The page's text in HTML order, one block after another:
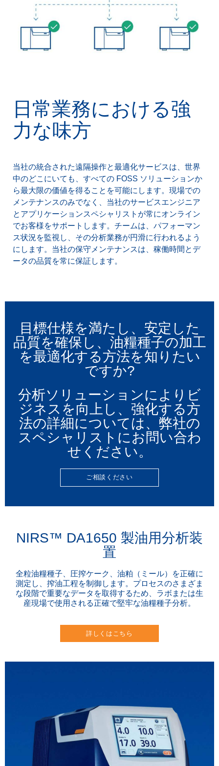
日常業務における強
力な味方
当社の統合された遠隔操作と最適化サービスは、世界
中のどこにいても、すべての FOSS ソリューションか
ら最大限の価値を得ることを可能にします。現場での
メンテナンスのみでなく、当社のサービスエンジニア
とアプリケーションスペシャリストが常にオンライン
でお客様をサポートします。チームは、パフォーマン
ス状況を監視し、その分析業務が円滑に行われるよう
にします。当社の保守メンテナンスは、稼働時間とデ
ータの品質を常に保証します。
目標仕様を満たし、安定した
品質を確保し、油糧種子の加工
を最適化する方法を知りたい
ですか?
分析ソリューションによりビ
ジネスを向上し、強化する方
法の詳細については、弊社の
スペシャリストにお問い合わ
せください。
ご相談ください
NIRS™ DA1650 製油用分析装
置
全粒油糧種子、圧搾ケーク、油粕（ミール）を正確に
測定し、搾油工程を制御します。プロセスのさまざま
な段階で重要なデータを取得するため、ラボまたは生
産現場で使用される正確で堅牢な油糧種子分析。
詳しくはこちら